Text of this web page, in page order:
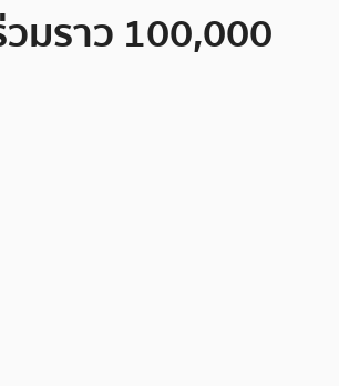
มราว 100,000